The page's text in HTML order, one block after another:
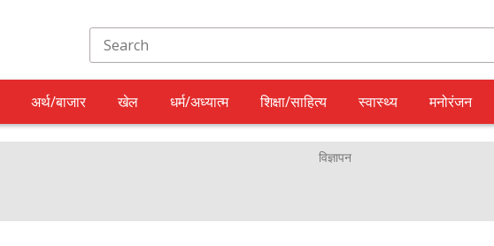
अर्थ/बाजार खेल धर्म/अध्यात्म शिक्षा/साहित्य स्वास्थ्य मनोरंजन